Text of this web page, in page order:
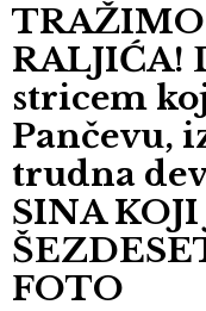
TRAŽIMO
RALJIĆA!
stricem
Pančevu,
trudna
SINA
FOTO